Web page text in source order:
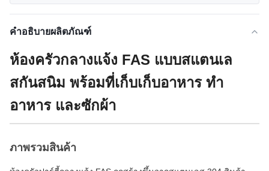
คำอธิบายผลิตภัณฑ์
ห้องครัวกลางแจ้ง FAS แบบสแตนเล
สกันสนิม พร้อมที่เก็บเก็บอาหาร ทํา
อาหาร และซักผ้า
ภาพรวมสินค้า